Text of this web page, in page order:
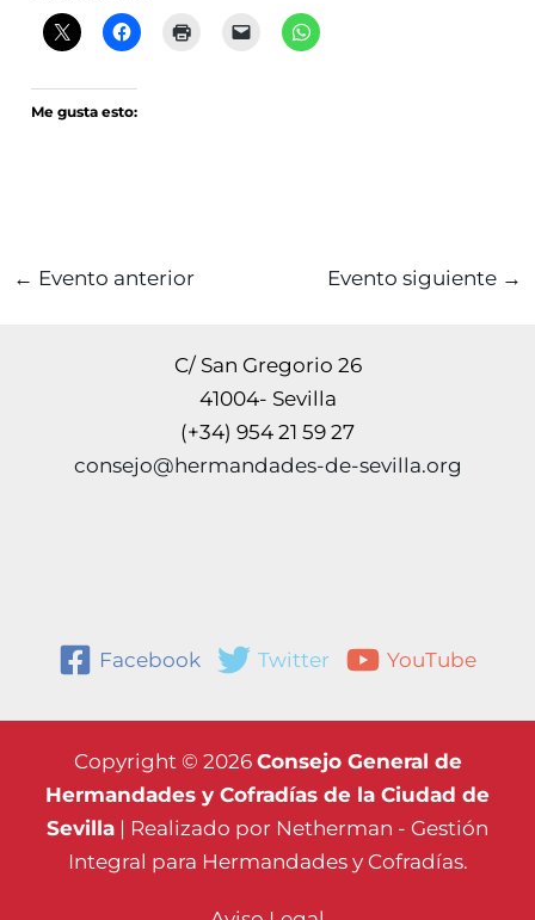
Me gusta esto:
← Evento anterior Evento siguiente →
C/ San Gregorio 26
41004- Sevilla
(+34) 954 21 59 27
consejo@hermandades-de-sevilla.org
Facebook Twitter YouTube
Copyright © 2026 Consejo General de
Hermandades y Cofradías de la Ciudad de
Sevilla | Realizado por Netherman - Gestión
Integral para Hermandades y Cofradías.